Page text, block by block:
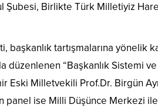
Şubesi, Birlikte Türk Milletiyiz
başkanlık tartışmalarına
düzenlenen “Başkanlık Sistemi
Eski Milletvekili Prof.Dr. Birgün
panel ise Milli Düşünce Merkezi